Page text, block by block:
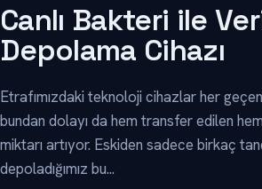
Canlı Bakteri ile
Depolama Cihazı
Etrafımızdaki teknoloji cihazlar her
bundan dolayı da hem transfer edilen
miktarı artıyor. Eskiden sadece birkaç
depoladığımız bu...